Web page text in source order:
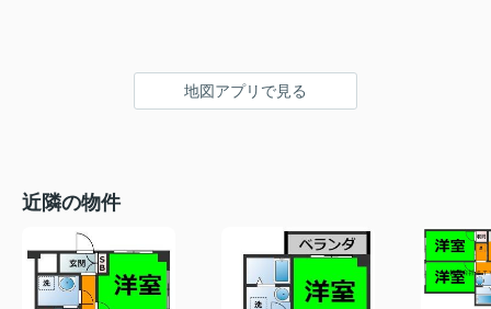
地図アプリで見る
近隣の物件